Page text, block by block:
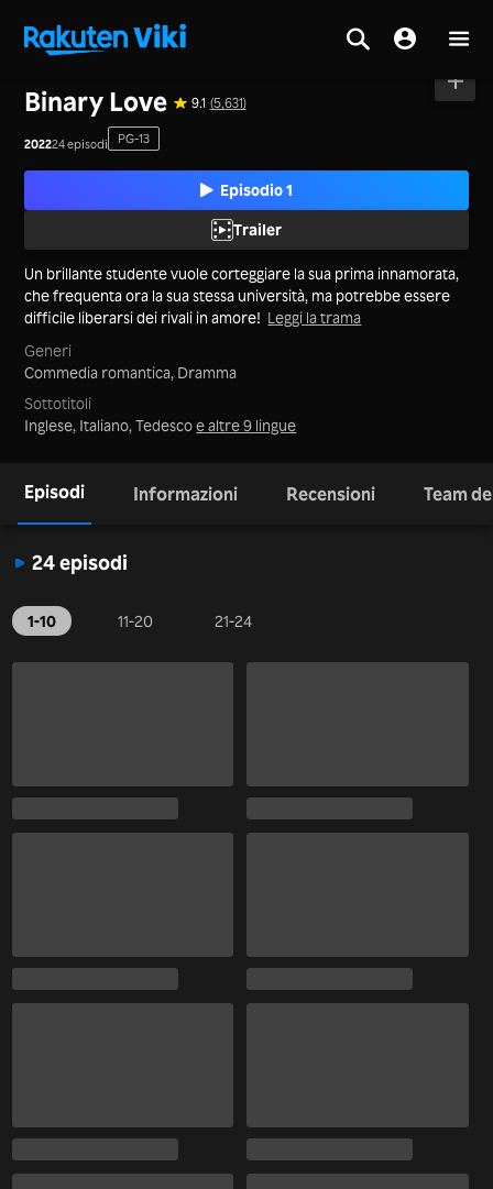
Binary Love 9.1 (5,631)
202224 episodi PG-13
Episodio 1
Trailer
Un brillante studente vuole corteggiare la sua prima innamorata,
che frequenta ora la sua stessa università, ma potrebbe essere
difficile liberarsi dei rivali in amore! Leggi la trama
Generi
Commedia romantica, Dramma
Sottotitoli
Inglese, Italiano, Tedescoe altre 9 lingue
Episodi Informazioni Recensioni Team
24 episodi
1-10 11-20 21-24